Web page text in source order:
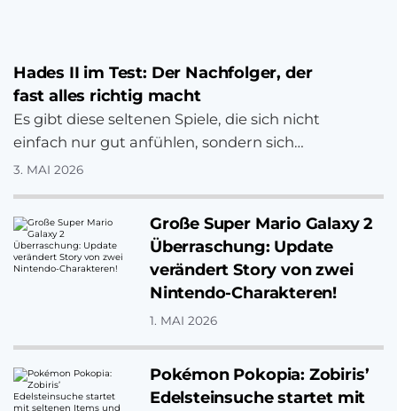
Hades II im Test: Der Nachfolger, der
fast alles richtig macht
3. MAI 2026
Es gibt diese seltenen Spiele, die sich nicht
einfach nur gut anfühlen, sondern sich
regelrecht einbrennen. Spiele, die so
Große Super Mario Galaxy 2
Überraschung: Update
verändert Story von zwei
Nintendo-Charakteren!
1. MAI 2026
Pokémon Pokopia: Zobiris’
Edelsteinsuche startet mit